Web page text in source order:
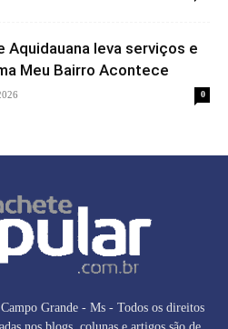
Aquidauana leva serviços e
Meu Bairro Acontece
0
Grande - Ms - Todos os direitos